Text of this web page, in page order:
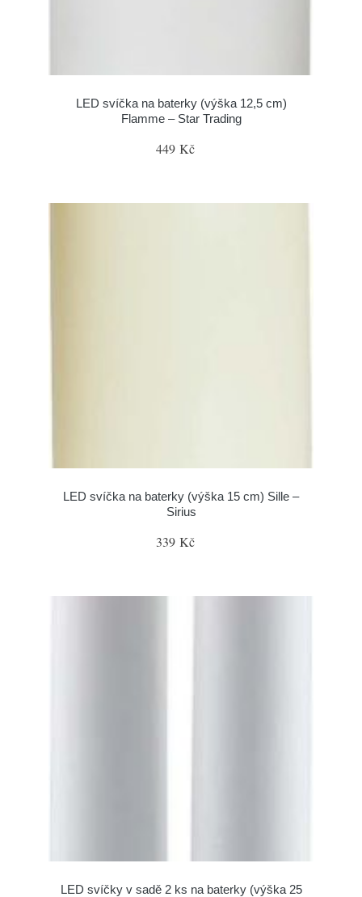
LED svíčka na baterky (výška 12,5 cm)
Flamme – Star Trading
449 Kč
LED svíčka na baterky (výška 15 cm) Sille –
Sirius
339 Kč
LED svíčky v sadě 2 ks na baterky (výška 25